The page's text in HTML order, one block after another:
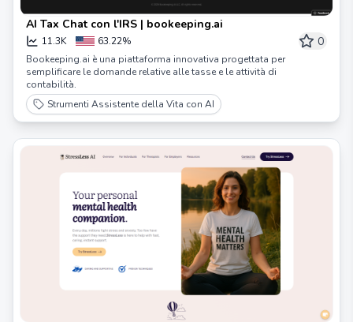
AI Tax Chat con l'IRS | bookeeping.ai
11.3K 63.22% 0
Bookeeping.ai è una piattaforma innovativa progettata per
semplificare le domande relative alle tasse e le attività di
contabilità.
Strumenti Assistente della Vita con AI